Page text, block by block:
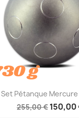
Set Pétanque Mercure
255,00 € 150,00